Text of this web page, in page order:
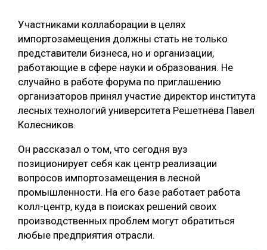
Участниками коллаборации в целях
импортозамещения должны стать не только
представители бизнеса, но и организации,
работающие в сфере науки и образования. Не
случайно в работе форума по приглашению
организаторов принял участие директор института
лесных технологий университета Решетнёва Павел
Колесников.
Он рассказал о том, что сегодня вуз
позиционирует себя как центр реализации
вопросов импортозамещения в лесной
промышленности. На его базе работает работа
колл-центр, куда в поисках решений своих
производственных проблем могут обратиться
любые предприятия отрасли.